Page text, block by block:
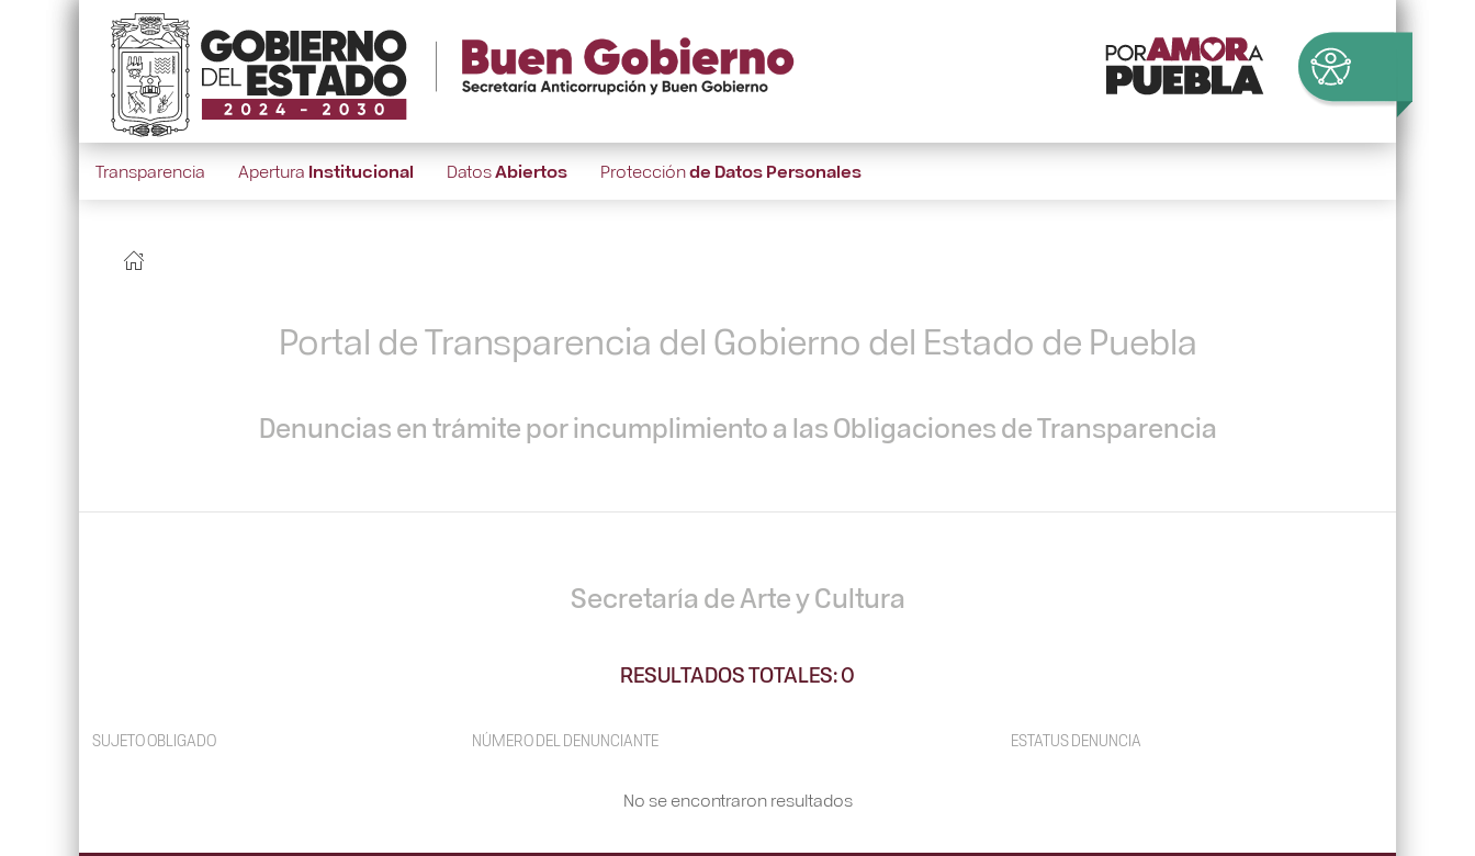
Transparencia Apertura Institucional DatosAbiertos Protecciónde Datos Personales
Portal de Transparencia del Gobierno del Estado de Puebla
Denuncias en trámite por incumplimiento a las Obligaciones de Transparencia
Secretaría de Arte y Cultura
RESULTADOS TOTALES: 0
SUJETO OBLIGADO NÚMERO DEL DENUNCIANTE ESTATUS DENUNCIA
No se encontraron resultados